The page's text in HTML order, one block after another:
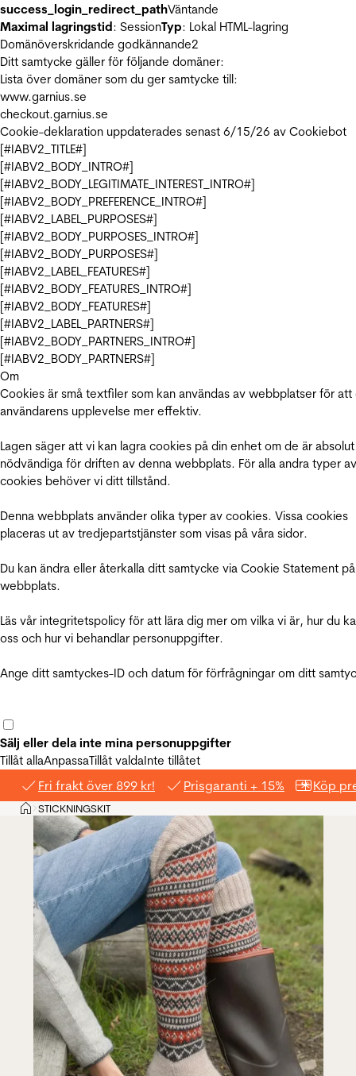
success_login_redirect_pathVäntande
Maximal lagringstid: SessionTyp: Lokal HTML-lagring
Domänöverskridande godkännande2
Ditt samtycke gäller för följande domäner:
Lista över domäner som du ger samtycke till:
www.garnius.se
checkout.garnius.se
Cookie-deklaration uppdaterades senast 6/15/26 av Cookiebot
[#IABV2_TITLE#]
[#IABV2_BODY_INTRO#]
[#IABV2_BODY_LEGITIMATE_INTEREST_INTRO#]
[#IABV2_BODY_PREFERENCE_INTRO#]
[#IABV2_LABEL_PURPOSES#]
[#IABV2_BODY_PURPOSES_INTRO#]
[#IABV2_BODY_PURPOSES#]
[#IABV2_LABEL_FEATURES#]
[#IABV2_BODY_FEATURES_INTRO#]
[#IABV2_BODY_FEATURES#]
[#IABV2_LABEL_PARTNERS#]
[#IABV2_BODY_PARTNERS_INTRO#]
[#IABV2_BODY_PARTNERS#]
Om
Cookies är små textfiler som kan användas av webbplatser för att
användarens upplevelse mer effektiv.
Lagen säger att vi kan lagra cookies på din enhet om de är absolut
nödvändiga för driften av denna webbplats. För alla andra typer av
cookies behöver vi ditt tillstånd.
Denna webbplats använder olika typer av cookies. Vissa cookies
placeras ut av tredjepartstjänster som visas på våra sidor.
Du kan ändra eller återkalla ditt samtycke via Cookie Statement
webbplats.
Läs vår integritetspolicy för att lära dig mer om vilka vi är, hur du
oss och hur vi behandlar personuppgifter.
Ange ditt samtyckes-ID och datum för förfrågningar om ditt
Sälj eller dela inte mina personuppgifter
Tillåt allaAnpassaTillåt valdaInte tillåtet
Fri frakt över 899 kr! Prisgaranti + 15% Köp
Hem
>STICKNINGSKIT